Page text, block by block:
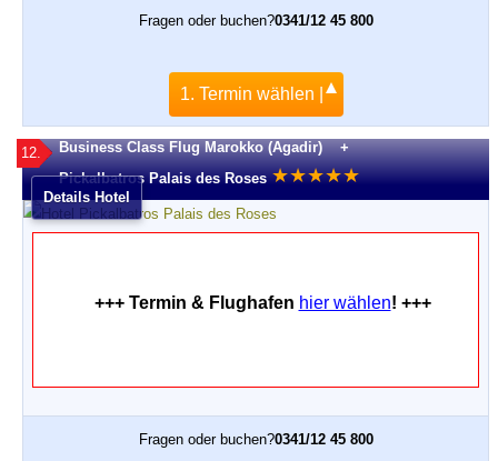
Fragen oder buchen?0341/12 45 800
1. Termin wählen |
12.
Business Class Flug Marokko (Agadir) +
Pickalbatros Palais des Roses ★★★★★
Details Hotel
+++ Termin & Flughafen hier wählen! +++
Fragen oder buchen?0341/12 45 800